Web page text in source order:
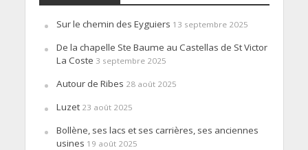
Sur le chemin des Eyguiers 13 septembre 2025
De la chapelle Ste Baume au Castellas de St Victor
La Coste 3 septembre 2025
Autour de Ribes 28 août 2025
Luzet 23 août 2025
Bollène, ses lacs et ses carrières, ses anciennes
usines 19 août 2025